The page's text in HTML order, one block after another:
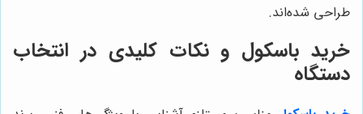
طراحی شده‌اند.
خرید باسکول و نکات کلیدی در انتخاب
دستگاه